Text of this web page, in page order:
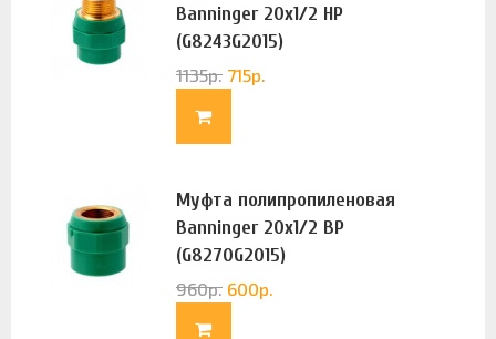
Banninger 20х1/2 НР
(G8243G2015)
1135р. 715р.
Муфта полипропиленовая
Banninger 20х1/2 ВР
(G8270G2015)
960р. 600р.